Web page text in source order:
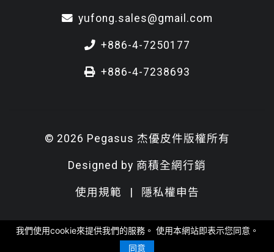
yufong.sales@gmail.com
+886-4-7250177
+886-4-7238693
© 2026 Pegasus 杰優皮件版權所有
Designed by 商積全網行銷
使用規範 | 隱私權申告
我們使用cookie來提供我們的服務。 使用本網站即表示您同意。
同意